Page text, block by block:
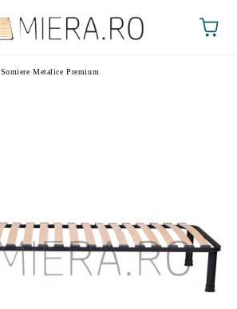
Somiere Metalice Premium